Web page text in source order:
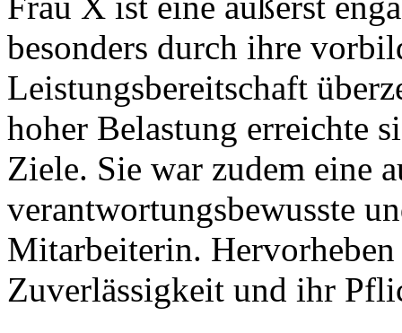
besonders durch ihre
Leistungsbereitschaft
hoher Belastung erreichte
Ziele. Sie war zudem eine
verantwortungsbewusste
Mitarbeiterin.
Zuverlässigkeit und ihr